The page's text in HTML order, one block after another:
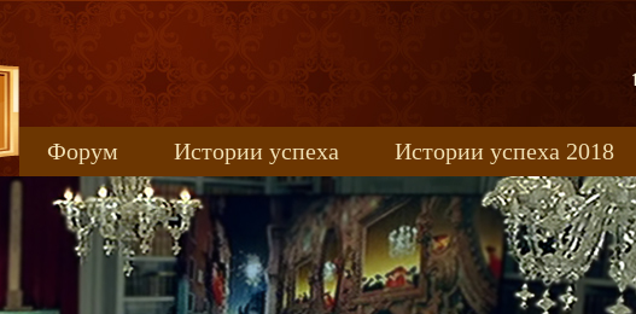
Форум Истории успеха
Истории успеха 2018
Книжные новинки
uspeh_2017